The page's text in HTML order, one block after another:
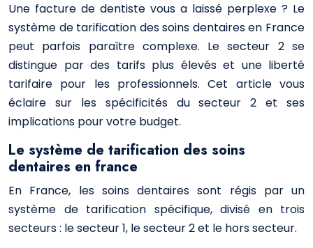
Une facture de dentiste vous a laissé perplexe ? Le
système de tarification des soins dentaires en France
peut parfois paraître complexe. Le secteur 2 se
distingue par des tarifs plus élevés et une liberté
tarifaire pour les professionnels. Cet article vous
éclaire sur les spécificités du secteur 2 et ses
implications pour votre budget.
Le système de tarification des soins
dentaires en france
En France, les soins dentaires sont régis par un
système de tarification spécifique, divisé en trois
secteurs : le secteur 1, le secteur 2 et le hors secteur.